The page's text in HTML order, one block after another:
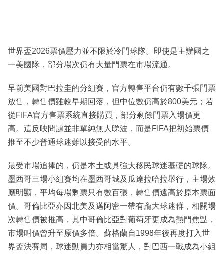
世界盃2026票價壓力並不限於冷門球隊。即使是主辦國之
一美國隊，部分場次仍有大量門票在市場流通。
早前美國對巴拉圭的分組賽，官方轉售平台仍有數千張門票
放售，轉售價雖較早期回落，但中位數仍高於800美元；若
從FIFA官方售票系統直接購買，部分剩餘門票入場價更
高。這反映問題並非單純無人睇波，而是FIFA把初始票價
推至不少普通球迷難以接受的水平。
最受市場追捧的，仍是本土或具強大移民球迷基礎的球隊。
墨西哥三場小組賽均在墨西哥城及瓜達拉哈拉舉行，主場效
應明顯，平均每場剩票只有數百張，轉售價遠高於原本票面
價。哥倫比亞亦因北美及邁阿密一帶有龐大球迷群，相關場
次轉售價被推高，其中哥倫比亞對葡萄牙更成為熱門焦點，
市場叫價曾升至原價多倍。蘇格蘭自1998年後再度打入世
界盃決賽周，球迷動員力亦相當驚人，對巴西一戰成為小組